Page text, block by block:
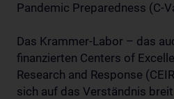
Pandemic Preparedness (C-
Das Krammer-Labor – das
finanzierten Centers of
Research and Response
sich auf das Verständnis